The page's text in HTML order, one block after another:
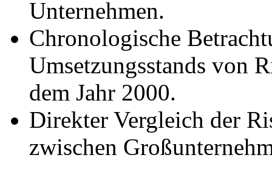
Unternehmen.
Chronologische
Umsetzungsstands von
dem Jahr 2000.
Direkter Vergleich der
zwischen